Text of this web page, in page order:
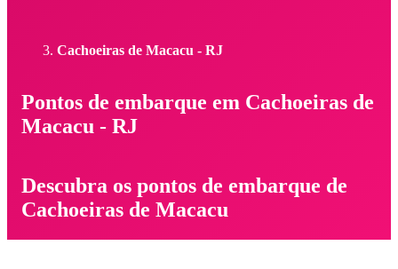
Cachoeiras de Macacu - RJ
Pontos de embarque em Cachoeiras de
Macacu - RJ
Descubra os pontos de embarque de
Cachoeiras de Macacu